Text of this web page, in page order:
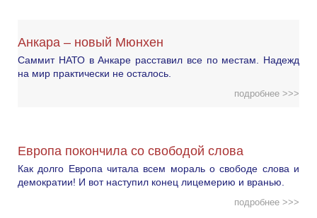
Анкара – новый Мюнхен
Саммит НАТО в Анкаре расставил все по местам. Надежд
на мир практически не осталось.
подробнее >>>
Европа покончила со свободой слова
Как долго Европа читала всем мораль о свободе слова и
демократии! И вот наступил конец лицемерию и вранью.
подробнее >>>